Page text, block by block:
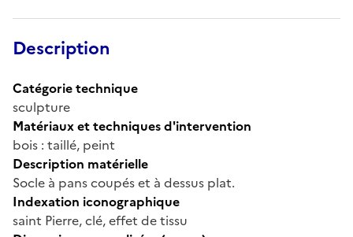
Description
Catégorie technique
sculpture
Matériaux et techniques d'intervention
bois : taillé, peint
Description matérielle
Socle à pans coupés et à dessus plat.
Indexation iconographique
saint Pierre, clé, effet de tissu